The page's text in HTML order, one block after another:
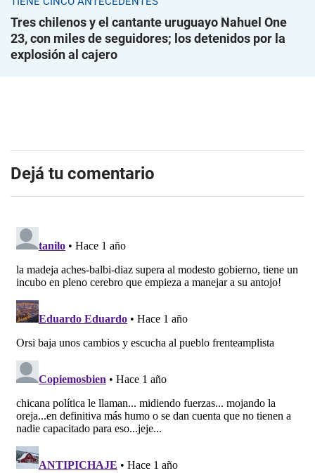
Tres chilenos y el cantante uruguayo Nahuel One
23, con miles de seguidores; los detenidos por la
explosión al cajero
Dejá tu comentario